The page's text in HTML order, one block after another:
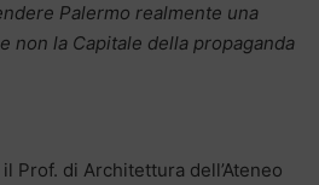
Palermo realmente una
non la Capitale della propaganda
Prof. di Architettura dell’Ateneo